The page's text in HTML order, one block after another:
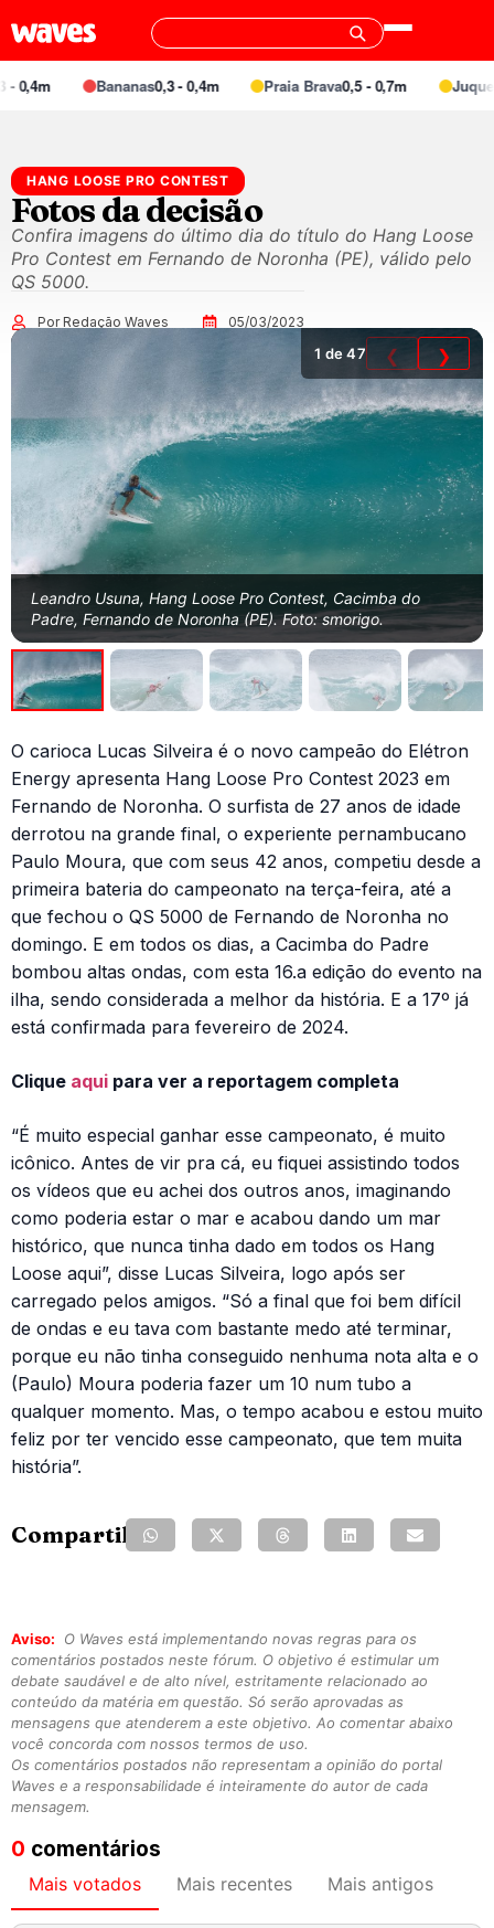
0,4m Bananas0,3 - 0,4m Praia Brava0,5 - 0,7m Juquei
HANG LOOSE PRO CONTEST
Fotos da decisão
Confira imagens do último dia do título do Hang Loose
Pro Contest em Fernando de Noronha (PE), válido pelo
QS 5000.
Por Redação Waves 05/03/2023
Leandro Usuna, Hang Loose Pro Contest, Cacimba do
Padre, Fernando de Noronha (PE). Foto: smorigo.
1 de 47 ❮ ❯
O carioca Lucas Silveira é o novo campeão do Elétron
Energy apresenta Hang Loose Pro Contest 2023 em
Fernando de Noronha. O surfista de 27 anos de idade
derrotou na grande final, o experiente pernambucano
Paulo Moura, que com seus 42 anos, competiu desde a
primeira bateria do campeonato na terça-feira, até a
que fechou o QS 5000 de Fernando de Noronha no
domingo. E em todos os dias, a Cacimba do Padre
bombou altas ondas, com esta 16.a edição do evento na
ilha, sendo considerada a melhor da história. E a 17º já
está confirmada para fevereiro de 2024.
Clique aqui para ver a reportagem completa
“É muito especial ganhar esse campeonato, é muito
icônico. Antes de vir pra cá, eu fiquei assistindo todos
os vídeos que eu achei dos outros anos, imaginando
como poderia estar o mar e acabou dando um mar
histórico, que nunca tinha dado em todos os Hang
Loose aqui”, disse Lucas Silveira, logo após ser
carregado pelos amigos. “Só a final que foi bem difícil
de ondas e eu tava com bastante medo até terminar,
porque eu não tinha conseguido nenhuma nota alta e o
(Paulo) Moura poderia fazer um 10 num tubo a
qualquer momento. Mas, o tempo acabou e estou muito
feliz por ter vencido esse campeonato, que tem muita
história”.
Compartilhe:
Aviso:
O Waves está implementando novas regras para os
comentários postados neste fórum. O objetivo é estimular um
debate saudável e de alto nível, estritamente relacionado ao
conteúdo da matéria em questão. Só serão aprovadas as
mensagens que atenderem a este objetivo. Ao comentar abaixo
você concorda com nossos termos de uso.
Os comentários postados não representam a opinião do portal
Waves e a responsabilidade é inteiramente do autor de cada
mensagem.
0 comentários
Mais votados Mais recentes Mais antigos